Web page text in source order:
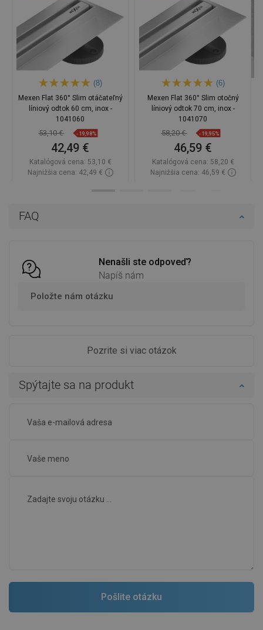
FAQ
Nenašli ste odpoveď?
Napíš nám
Položte nám otázku
Pozrite si viac otázok
Spýtajte sa na produkt
(8)
Mexen Flat 360° Slim otáčateľný
líniový odtok 60 cm, inox -
1041060
53,10 € -19,98%
42,49 €
Katalógová cena: 53,10 €
Najnižšia cena: 42,49 €
(6)
Mexen Flat 360° Slim otočný
líniový odtok 70 cm, inox -
1041070
58,20 € -19,95%
46,59 €
Katalógová cena: 58,20 €
Najnižšia cena: 46,59 €